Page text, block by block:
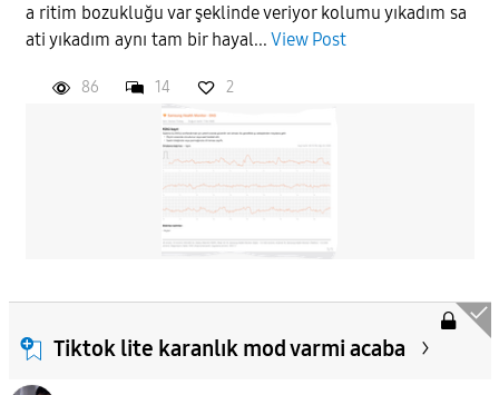
a ritim bozukluğu var şeklinde veriyor kolumu yıkadım sa
ati yıkadım aynı tam bir hayal... View Post
86 14 2
Tiktok lite karanlık mod varmi acaba